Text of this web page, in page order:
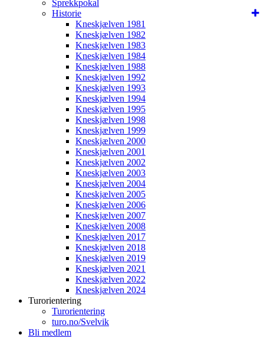
Sprekkpokal
Historie
Kneskjælven 1981
Kneskjælven 1982
Kneskjælven 1983
Kneskjælven 1984
Kneskjælven 1988
Kneskjælven 1992
Kneskjælven 1993
Kneskjælven 1994
Kneskjælven 1995
Kneskjælven 1998
Kneskjælven 1999
Kneskjælven 2000
Kneskjælven 2001
Kneskjælven 2002
Kneskjælven 2003
Kneskjælven 2004
Kneskjælven 2005
Kneskjælven 2006
Kneskjælven 2007
Kneskjælven 2008
Kneskjælven 2017
Kneskjælven 2018
Kneskjælven 2019
Kneskjælven 2021
Kneskjælven 2022
Kneskjælven 2024
Turorientering
Turorientering
turo.no/Svelvik
Bli medlem